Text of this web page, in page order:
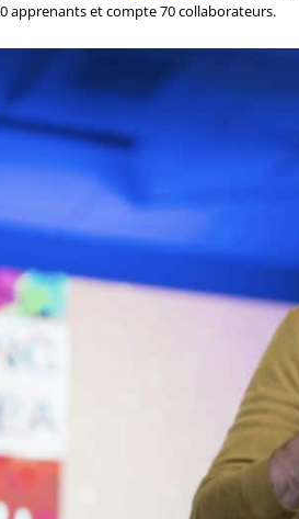
apprenants et compte 70 collaborateurs.